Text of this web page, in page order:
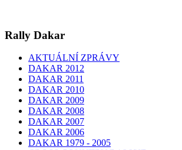
Rally Dakar
AKTUÁLNÍ ZPRÁVY
DAKAR 2012
DAKAR 2011
DAKAR 2010
DAKAR 2009
DAKAR 2008
DAKAR 2007
DAKAR 2006
DAKAR 1979 - 2005